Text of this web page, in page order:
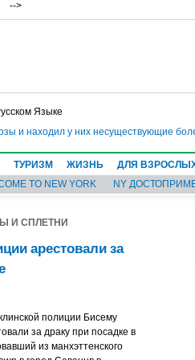
-->
Языке
у них несуществующие болезни●
ТУРИЗМ ЖИЗНЬ ДЛЯ
TO NEW YORK NY
И СПЛЕТНИ
арестовали за
полиции Бисему
за драку при посадке в
из манхэттенского